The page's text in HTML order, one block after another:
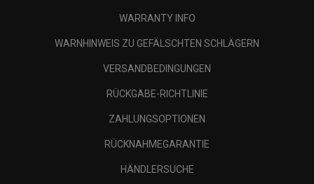
WARRANTY INFO
WARNHINWEIS ZU GEFÄLSCHTEN SCHLÄGERN
VERSANDBEDINGUNGEN
RÜCKGABE-RICHTLINIE
ZAHLUNGSOPTIONEN
RÜCKNAHMEGARANTIE
HÄNDLERSUCHE